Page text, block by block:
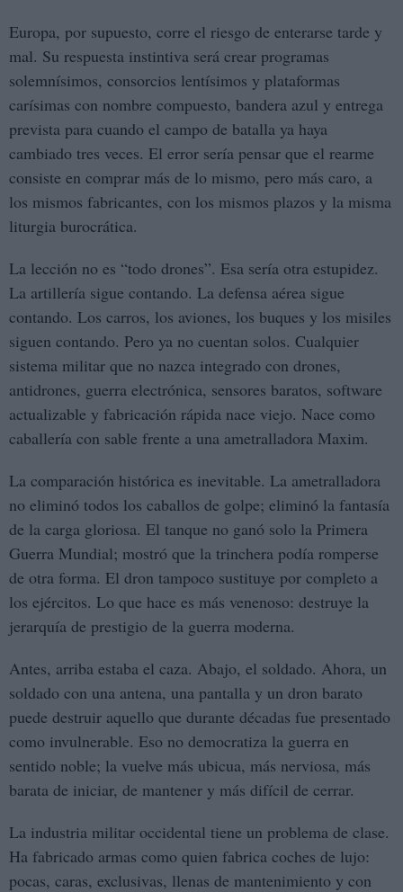
Europa, por supuesto, corre el riesgo de enterarse tarde y
mal. Su respuesta instintiva será crear programas
solemnísimos, consorcios lentísimos y plataformas
carísimas con nombre compuesto, bandera azul y entrega
prevista para cuando el campo de batalla ya haya
cambiado tres veces. El error sería pensar que el rearme
consiste en comprar más de lo mismo, pero más caro, a
los mismos fabricantes, con los mismos plazos y la misma
liturgia burocrática.
La lección no es “todo drones”. Esa sería otra estupidez.
La artillería sigue contando. La defensa aérea sigue
contando. Los carros, los aviones, los buques y los misiles
siguen contando. Pero ya no cuentan solos. Cualquier
sistema militar que no nazca integrado con drones,
antidrones, guerra electrónica, sensores baratos, software
actualizable y fabricación rápida nace viejo. Nace como
caballería con sable frente a una ametralladora Maxim.
La comparación histórica es inevitable. La ametralladora
no eliminó todos los caballos de golpe; eliminó la fantasía
de la carga gloriosa. El tanque no ganó solo la Primera
Guerra Mundial; mostró que la trinchera podía romperse
de otra forma. El dron tampoco sustituye por completo a
los ejércitos. Lo que hace es más venenoso: destruye la
jerarquía de prestigio de la guerra moderna.
Antes, arriba estaba el caza. Abajo, el soldado. Ahora, un
soldado con una antena, una pantalla y un dron barato
puede destruir aquello que durante décadas fue presentado
como invulnerable. Eso no democratiza la guerra en
sentido noble; la vuelve más ubicua, más nerviosa, más
barata de iniciar, de mantener y más difícil de cerrar.
La industria militar occidental tiene un problema de clase.
Ha fabricado armas como quien fabrica coches de lujo:
pocas, caras, exclusivas, llenas de mantenimiento y con